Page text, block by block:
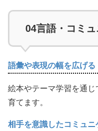
04言語・コミ
語彙や表現の幅を広げる
絵本やテーマ学習を通
育てます。
相手を意識したコミュニ